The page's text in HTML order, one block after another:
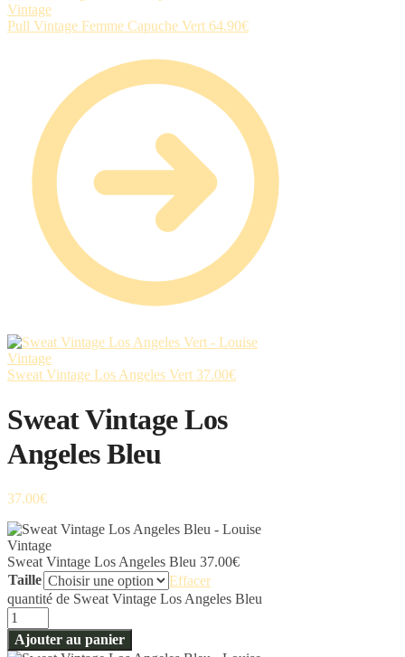
Pull Vintage Femme Capuche Vert 64.90€
Sweat Vintage Los Angeles Vert 37.00€
Sweat Vintage Los
Angeles Bleu
37.00€
Sweat Vintage Los Angeles Bleu 37.00€
Taille
Effacer
quantité de Sweat Vintage Los Angeles Bleu
Ajouter au panier